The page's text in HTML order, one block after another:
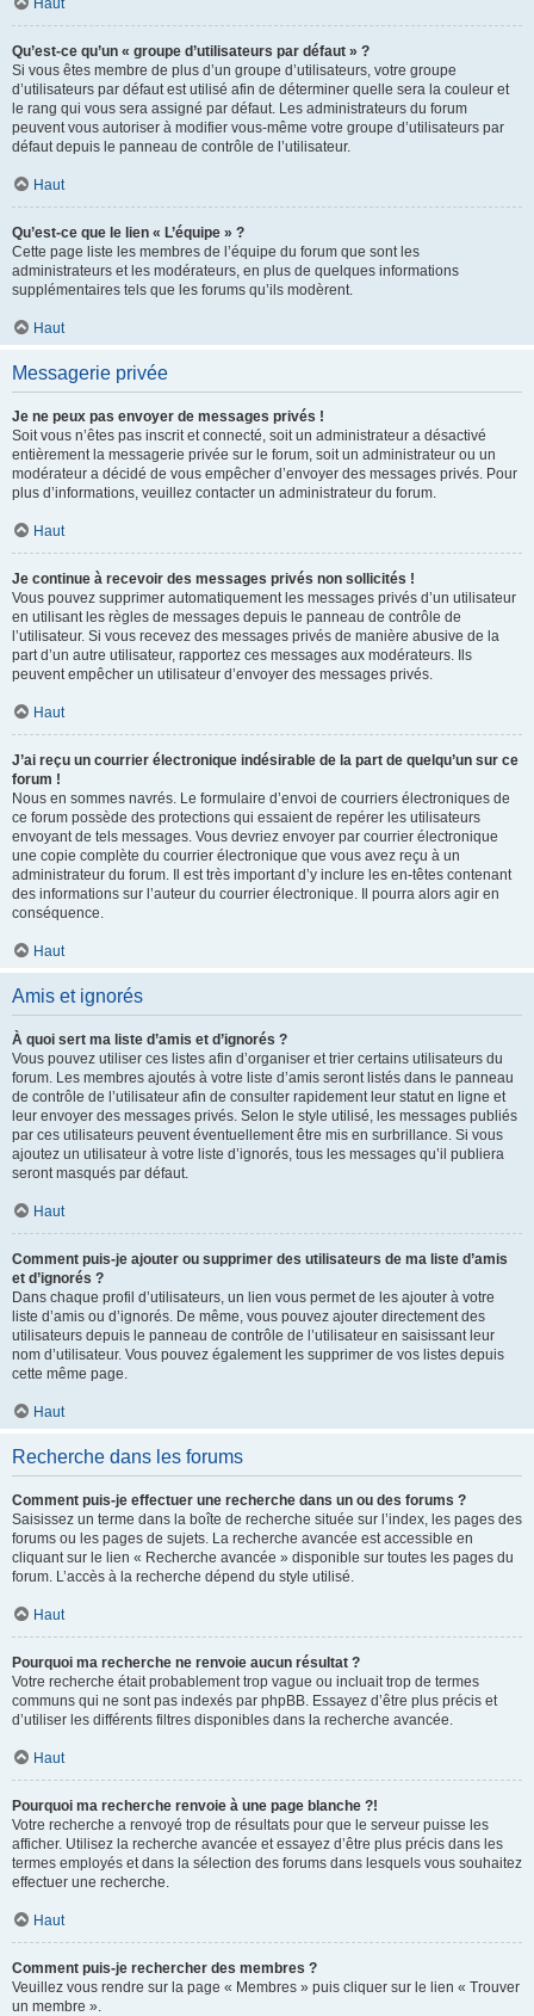
Haut
Qu’est-ce qu’un « groupe d’utilisateurs par défaut » ?
Si vous êtes membre de plus d’un groupe d’utilisateurs, votre groupe
d’utilisateurs par défaut est utilisé afin de déterminer quelle sera la couleur et
le rang qui vous sera assigné par défaut. Les administrateurs du forum
peuvent vous autoriser à modifier vous-même votre groupe d’utilisateurs par
défaut depuis le panneau de contrôle de l’utilisateur.
Haut
Qu’est-ce que le lien « L’équipe » ?
Cette page liste les membres de l’équipe du forum que sont les
administrateurs et les modérateurs, en plus de quelques informations
supplémentaires tels que les forums qu’ils modèrent.
Haut
Messagerie privée
Je ne peux pas envoyer de messages privés !
Soit vous n’êtes pas inscrit et connecté, soit un administrateur a désactivé
entièrement la messagerie privée sur le forum, soit un administrateur ou un
modérateur a décidé de vous empêcher d’envoyer des messages privés. Pour
plus d’informations, veuillez contacter un administrateur du forum.
Haut
Je continue à recevoir des messages privés non sollicités !
Vous pouvez supprimer automatiquement les messages privés d’un utilisateur
en utilisant les règles de messages depuis le panneau de contrôle de
l’utilisateur. Si vous recevez des messages privés de manière abusive de la
part d’un autre utilisateur, rapportez ces messages aux modérateurs. Ils
peuvent empêcher un utilisateur d’envoyer des messages privés.
Haut
J’ai reçu un courrier électronique indésirable de la part de quelqu’un sur ce
forum !
Nous en sommes navrés. Le formulaire d’envoi de courriers électroniques de
ce forum possède des protections qui essaient de repérer les utilisateurs
envoyant de tels messages. Vous devriez envoyer par courrier électronique
une copie complète du courrier électronique que vous avez reçu à un
administrateur du forum. Il est très important d’y inclure les en-têtes contenant
des informations sur l’auteur du courrier électronique. Il pourra alors agir en
conséquence.
Haut
Amis et ignorés
À quoi sert ma liste d’amis et d’ignorés ?
Vous pouvez utiliser ces listes afin d’organiser et trier certains utilisateurs du
forum. Les membres ajoutés à votre liste d’amis seront listés dans le panneau
de contrôle de l’utilisateur afin de consulter rapidement leur statut en ligne et
leur envoyer des messages privés. Selon le style utilisé, les messages publiés
par ces utilisateurs peuvent éventuellement être mis en surbrillance. Si vous
ajoutez un utilisateur à votre liste d’ignorés, tous les messages qu’il publiera
seront masqués par défaut.
Haut
Comment puis-je ajouter ou supprimer des utilisateurs de ma liste d’amis
et d’ignorés ?
Dans chaque profil d’utilisateurs, un lien vous permet de les ajouter à votre
liste d’amis ou d’ignorés. De même, vous pouvez ajouter directement des
utilisateurs depuis le panneau de contrôle de l’utilisateur en saisissant leur
nom d’utilisateur. Vous pouvez également les supprimer de vos listes depuis
cette même page.
Haut
Recherche dans les forums
Comment puis-je effectuer une recherche dans un ou des forums ?
Saisissez un terme dans la boîte de recherche située sur l’index, les pages des
forums ou les pages de sujets. La recherche avancée est accessible en
cliquant sur le lien « Recherche avancée » disponible sur toutes les pages du
forum. L’accès à la recherche dépend du style utilisé.
Haut
Pourquoi ma recherche ne renvoie aucun résultat ?
Votre recherche était probablement trop vague ou incluait trop de termes
communs qui ne sont pas indexés par phpBB. Essayez d’être plus précis et
d’utiliser les différents filtres disponibles dans la recherche avancée.
Haut
Pourquoi ma recherche renvoie à une page blanche ?!
Votre recherche a renvoyé trop de résultats pour que le serveur puisse les
afficher. Utilisez la recherche avancée et essayez d’être plus précis dans les
termes employés et dans la sélection des forums dans lesquels vous souhaitez
effectuer une recherche.
Haut
Comment puis-je rechercher des membres ?
Veuillez vous rendre sur la page « Membres » puis cliquer sur le lien « Trouver
un membre ».